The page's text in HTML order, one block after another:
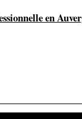
en